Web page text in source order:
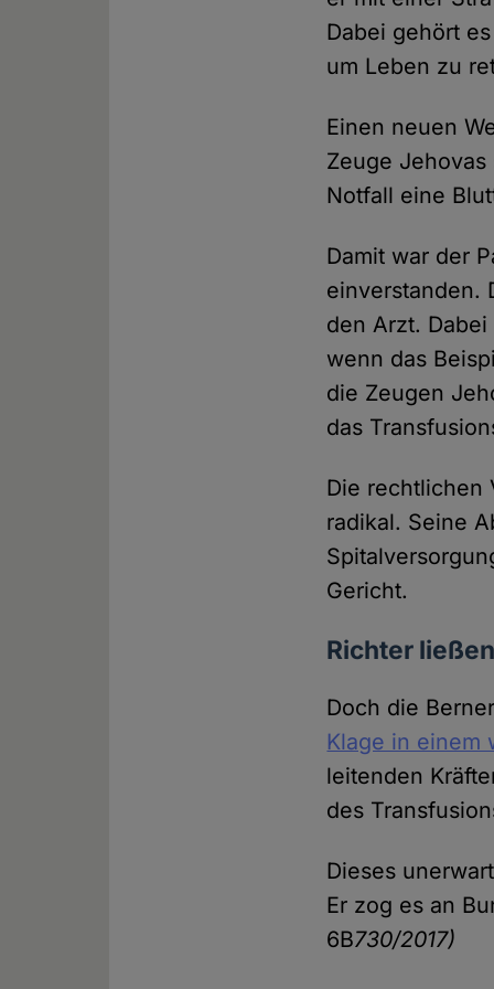
Dabei gehört
um Leben zu
Einen neuen
Zeuge
Notfall eine
Damit war der
einverstanden.
den Arzt.
wenn das
die Zeugen
das
Die rechtlichen
radikal. Seine
Gericht.
Richter
Doch die
Klage in einem
leitenden
des
Dieses
Er zog es an
6B730/2017)